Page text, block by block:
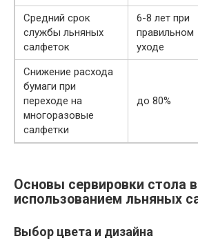
Средний срок
службы льняных
салфеток
6-8 лет при
правильном
уходе
Снижение расхода
бумаги при
переходе на
многоразовые
салфетки
до 80%
Основы сервировки стола
использованием льняных
Выбор цвета и дизайна